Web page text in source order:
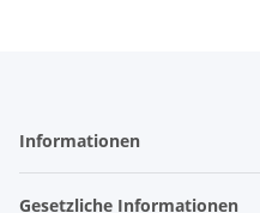
Informationen
Gesetzliche Informationen